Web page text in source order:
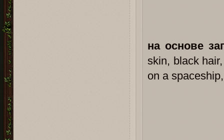
на основе
skin, black
on a